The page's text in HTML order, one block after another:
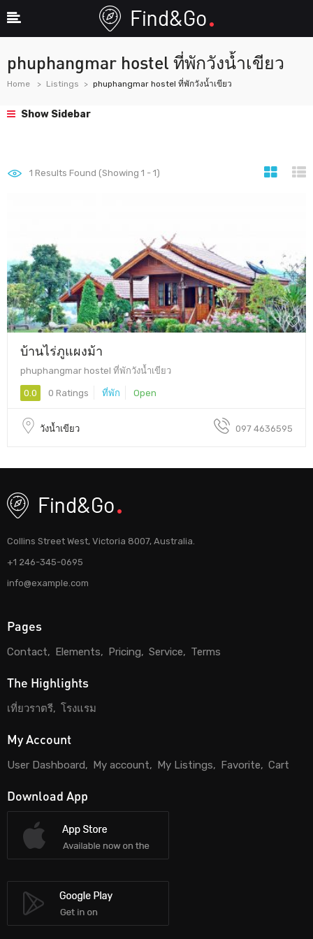
phuphangmar hostel ที่พักวังน้ำเขียว
Home Listings phuphangmar hostel ที่พักวังน้ำเขียว
Show Sidebar
1 Results Found (Showing 1 - 1)
บ้านไร่ภูแผงม้า
phuphangmar hostel ที่พักวังน้ำเขียว
0.0 0 Ratings ที่พัก Open
วังน้ำเขียว 097 4636595
Collins Street West, Victoria 8007, Australia.
+1 246-345-0695
info@example.com
Pages
Contact Elements Pricing Service Terms
The Highlights
เที่ยวราตรี โรงแรม
My Account
User Dashboard My account My Listings Favorite Cart
Download App